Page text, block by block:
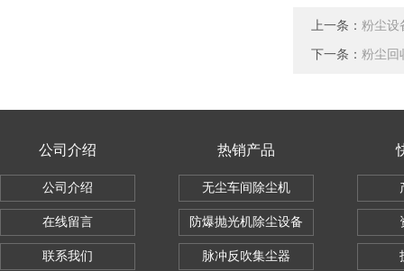
上一条： 粉尘设
下一条： 粉尘回
公司介绍
公司介绍
在线留言
联系我们
热销产品
无尘车间除尘机
防爆抛光机除尘设备
脉冲反吹集尘器